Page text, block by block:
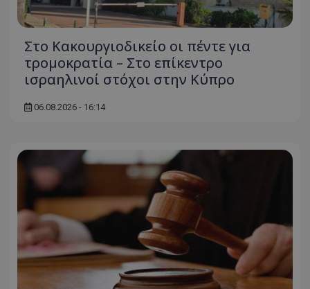
Στο Κακουργιοδικείο οι πέντε για
τρομοκρατία – Στο επίκεντρο
ισραηλινοί στόχοι στην Κύπρο
06.08.2026 - 16:14